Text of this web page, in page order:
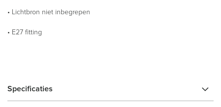
• Lichtbron niet inbegrepen
• E27 fitting
Specificaties